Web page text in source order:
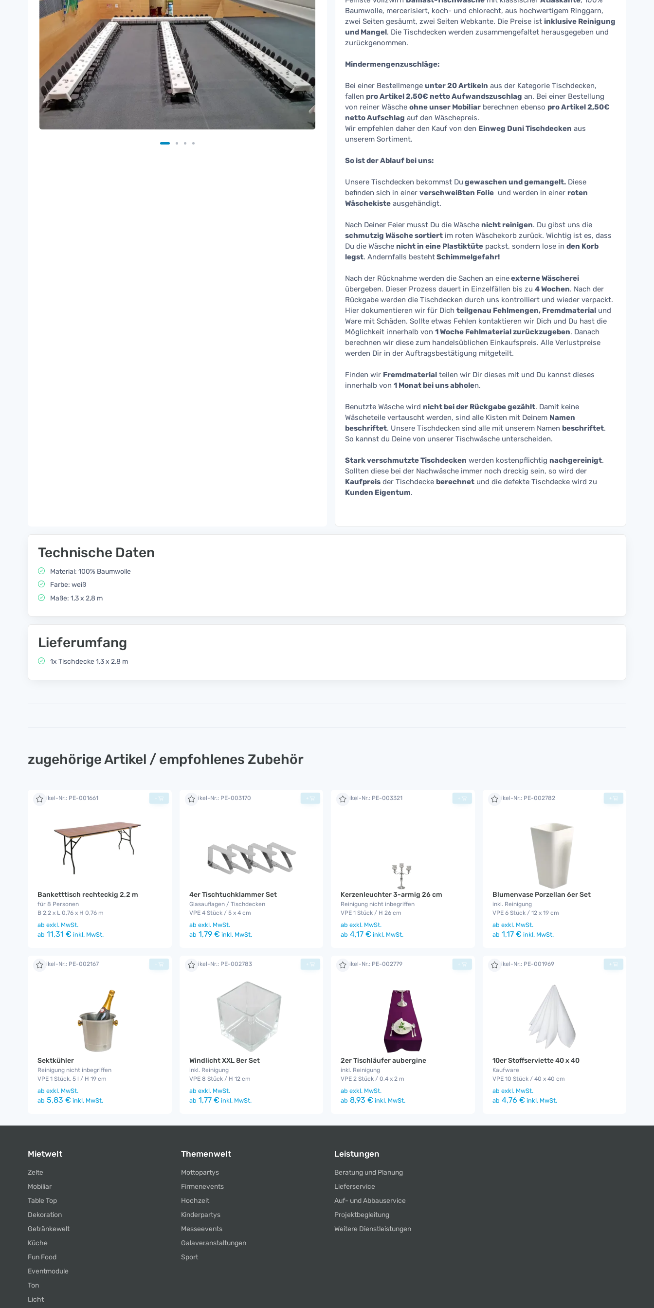
Baumwolle, mercerisiert, koch- und chlorecht, aus hochwertigem Ringgarn,
zwei Seiten gesäumt, zwei Seiten Webkante. Die Preise ist inklusive Reinigung
und Mangel. Die Tischdecken werden zusammengefaltet herausgegeben und
zurückgenommen.
Mindermengenzuschläge:
Bei einer Bestellmenge unter 20 Artikeln aus der Kategorie Tischdecken,
fallen pro Artikel 2,50€ netto Aufwandszuschlag an. Bei einer Bestellung
von reiner Wäsche ohne unser Mobiliar berechnen ebenso pro Artikel 2,50€
netto Aufschlag auf den Wäschepreis.
Wir empfehlen daher den Kauf von den Einweg Duni Tischdecken aus
unserem Sortiment.
So ist der Ablauf bei uns:
Unsere Tischdecken bekommst Du gewaschen und gemangelt. Diese
befinden sich in einer verschweißten Folie und werden in einer roten
Wäschekiste ausgehändigt.
Nach Deiner Feier musst Du die Wäsche nicht reinigen. Du gibst uns die
schmutzig Wäsche sortiert im roten Wäschekorb zurück. Wichtig ist es, dass
Du die Wäsche nicht in eine Plastiktüte packst, sondern lose in den Korb
legst. Andernfalls bestehtSchimmelgefahr!
Nach der Rücknahme werden die Sachen an eineexterne Wäscherei
übergeben. Dieser Prozess dauert in Einzelfällen bis zu 4 Wochen. Nach der
Rückgabe werden die Tischdecken durch uns kontrolliert und wieder verpackt.
Hier dokumentieren wir für Dich teilgenau Fehlmengen, Fremdmaterial und
Ware mit Schäden. Sollte etwas Fehlen kontaktieren wir Dich und Du hast die
Möglichkeit innerhalb von 1 Woche Fehlmaterial zurückzugeben. Danach
berechnen wir diese zum handelsüblichen Einkaufspreis. Alle Verlustpreise
werden Dir in der Auftragsbestätigung mitgeteilt.
Finden wir Fremdmaterial teilen wir Dir dieses mit und Du kannst dieses
innerhalb von 1 Monat bei uns abholen.
Benutzte Wäsche wird nicht bei der Rückgabe gezählt. Damit keine
Wäscheteile vertauscht werden, sind alle Kisten mit Deinem Namen
beschriftet. Unsere Tischdecken sind alle mit unserem Namen beschriftet.
So kannst du Deine von unserer Tischwäsche unterscheiden.
Stark verschmutzte Tischdecken werden kostenpflichtig nachgereinigt.
Sollten diese bei der Nachwäsche immer noch dreckig sein, so wird der
Kaufpreis der Tischdecke berechnet und die defekte Tischdecke wird zu
Kunden Eigentum.
Technische Daten
Material: 100% Baumwolle
Farbe: weiß
Maße: 1,3 x 2,8 m
Lieferumfang
1x Tischdecke 1,3 x 2,8 m
zugehörige Artikel / empfohlenes Zubehör
Artikel-Nr.: PE-001661
Banketttisch rechteckig 2,2 m
für 8 Personen
B 2,2 x L 0,76 x H 0,76 m
ab exkl. MwSt.
ab 11,31 € inkl. MwSt.
+ Artikel-Nr.: PE-003170
4er Tischtuchklammer Set
Glasauflagen / Tischdecken
VPE 4 Stück / 5 x 4 cm
ab exkl. MwSt.
ab 1,79 € inkl. MwSt.
+ Artikel-Nr.: PE-003321
Kerzenleuchter 3-armig 26 cm
Reinigung nicht inbegriffen
VPE 1 Stück / H 26 cm
ab exkl. MwSt.
ab 4,17 € inkl. MwSt.
+ Artikel-Nr.: PE-002782
Blumenvase Porzellan 6er Set
inkl. Reinigung
VPE 6 Stück / 12 x 19 cm
ab exkl. MwSt.
ab 1,17 € inkl. MwSt.
+
Artikel-Nr.: PE-002167
Sektkühler
Reinigung nicht inbegriffen
VPE 1 Stück, 5 l / H 19 cm
ab exkl. MwSt.
ab 5,83 € inkl. MwSt.
+ Artikel-Nr.: PE-002783
Windlicht XXL 8er Set
inkl. Reinigung
VPE 8 Stück / H 12 cm
ab exkl. MwSt.
ab 1,77 € inkl. MwSt.
+ Artikel-Nr.: PE-002779
2er Tischläufer aubergine
inkl. Reinigung
VPE 2 Stück / 0,4 x 2 m
ab exkl. MwSt.
ab 8,93 € inkl. MwSt.
+ Artikel-Nr.: PE-001969
10er Stoffserviette 40 x 40
Kaufware
VPE 10 Stück / 40 x 40 cm
ab exkl. MwSt.
ab 4,76 € inkl. MwSt.
+
Mietwelt
Zelte
Mobiliar
Table Top
Dekoration
Getränkewelt
Küche
Fun Food
Eventmodule
Ton
Licht
Themenwelt
Mottopartys
Firmenevents
Hochzeit
Kinderpartys
Messeevents
Galaveranstaltungen
Sport
Leistungen
Beratung und Planung
Lieferservice
Auf- und Abbauservice
Projektbegleitung
Weitere Dienstleistungen